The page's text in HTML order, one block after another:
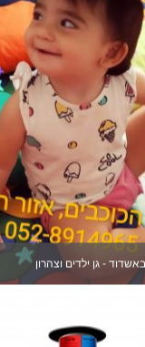
באשדוד - גן ילדים וצהרון